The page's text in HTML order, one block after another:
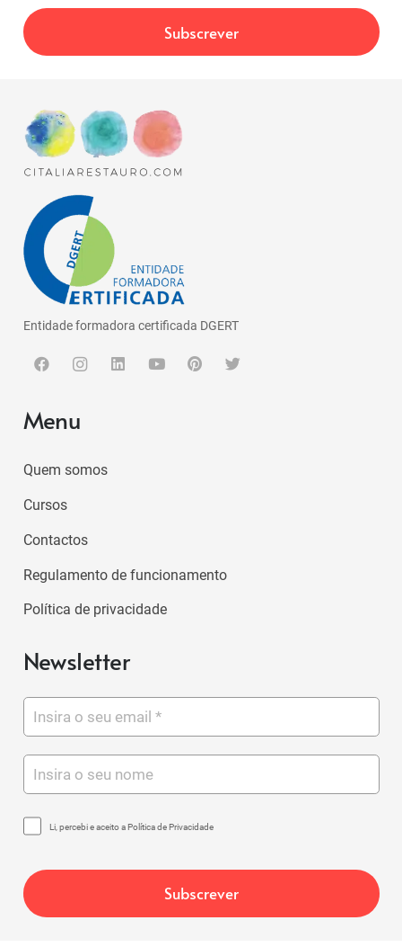
Entidade formadora certificada DGERT
Menu
Quem somos
Cursos
Contactos
Regulamento de funcionamento
Política de privacidade
Newsletter
Li, percebi e aceito a Política de Privacidade